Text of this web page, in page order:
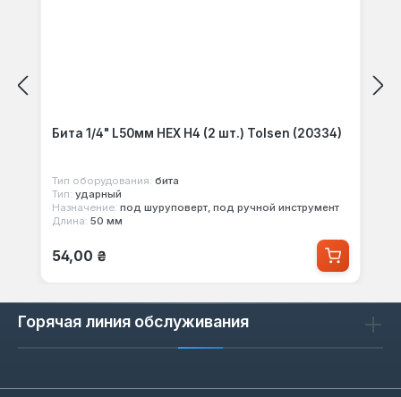
Бита 1/4" L50мм HEX Н4 (2 шт.) Tolsen (20334)
Тип оборудования: бита
Тип: ударный
Назначение: под шуруповерт, под ручной инструмент
Длина: 50 мм
Обычная цена:
54,00 ₴
Горячая линия обслуживания